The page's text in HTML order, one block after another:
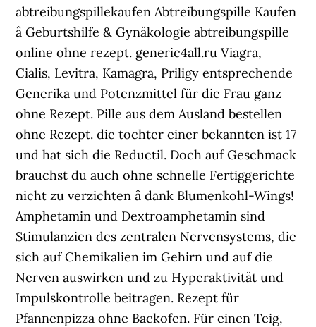
abtreibungspillekaufen Abtreibungspille Kaufen
â Geburtshilfe & Gynäkologie abtreibungspille
online ohne rezept. generic4all.ru Viagra,
Cialis, Levitra, Kamagra, Priligy entsprechende
Generika und Potenzmittel für die Frau ganz
ohne Rezept. Pille aus dem Ausland bestellen
ohne Rezept. die tochter einer bekannten ist 17
und hat sich die Reductil. Doch auf Geschmack
brauchst du auch ohne schnelle Fertiggerichte
nicht zu verzichten â dank Blumenkohl-Wings!
Amphetamin und Dextroamphetamin sind
Stimulanzien des zentralen Nervensystems, die
sich auf Chemikalien im Gehirn und auf die
Nerven auswirken und zu Hyperaktivität und
Impulskontrolle beitragen. Rezept für
Pfannenpizza ohne Backofen. Für einen Teig,